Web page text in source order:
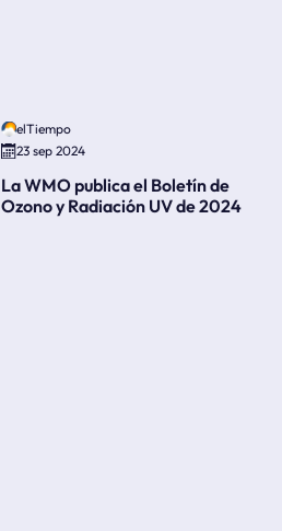
elTiempo
23 sep 2024
La WMO publica el Boletín de
Ozono y Radiación UV de 2024